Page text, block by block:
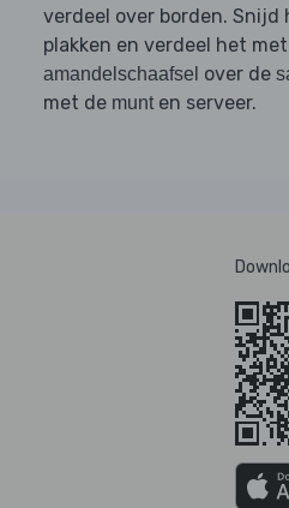
verdeel over borden. Snijd
plakken en verdeel het
amandelschaafsel over de
met de munt en serveer.